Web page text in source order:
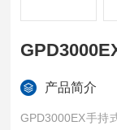
产品简介
GPD3000EX手持